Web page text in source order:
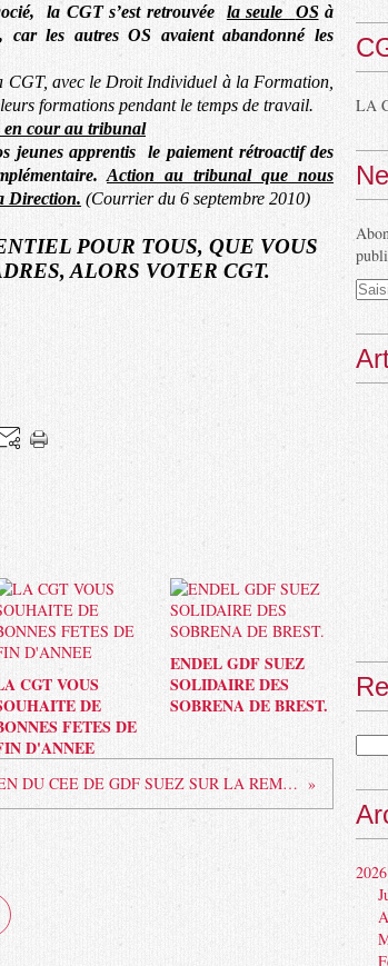
la CGT s’est retrouvée la seule OSà
les autres OS avaient abandonné les
CGT, avec le Droit Individuel à la Formation,
formations pendant le temps de travail.
en cour au tribunal
jeunes apprentis
le paiement rétroactif des
Action au tribunal que nous
Direction. (Courrier du 6 septembre 2010)
POUR TOUS, QUE VOUS
ALORS VOTER CGT.
CGT VOUS
DE
FETES DE
D'ANNEE
ENDEL GDF SUEZ
SOLIDAIRE DES
SOBRENA DE BREST.
SOUTIEN DU CEE DE GDF SUEZ SUR LA REMISE EN CAUSE DE LA RETRAITE A 60 ans
LA
2026